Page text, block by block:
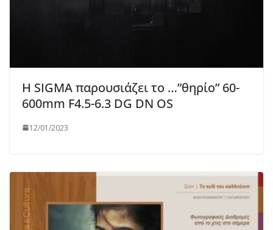
Η SIGMA παρουσιάζει το …”θηρίο” 60-
600mm F4.5-6.3 DG DN OS
12/01/2023